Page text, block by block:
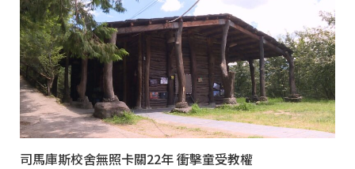
司馬庫斯校舍無照卡關22年 衝擊童受教權